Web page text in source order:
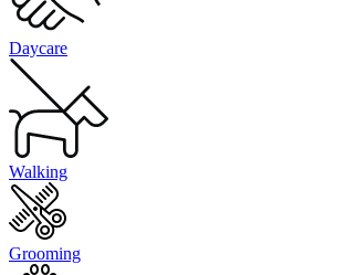
Daycare
Walking
Grooming